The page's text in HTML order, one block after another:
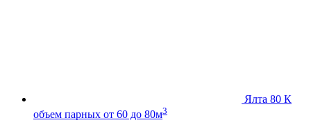
Ялта 80 К
объем парных от 60 до 80м3